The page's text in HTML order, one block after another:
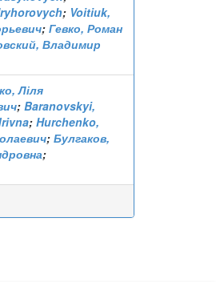
; Voitiuk,
; Гевко, Роман
Владимир
Ліля
; Baranovskyi,
; Hurchenko,
; Булгаков,
;